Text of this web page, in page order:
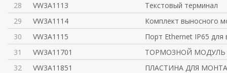
28
VW3A1113
Текстовый терминал
29
VW3A1114
Комплект выносного
30
VW3A1115
Порт Ethernet IP65 для
31
VW3A11701
ТОРМОЗНОЙ МОДУЛЬ
32
VW3A11851
ПЛАСТИНА ДЛЯ